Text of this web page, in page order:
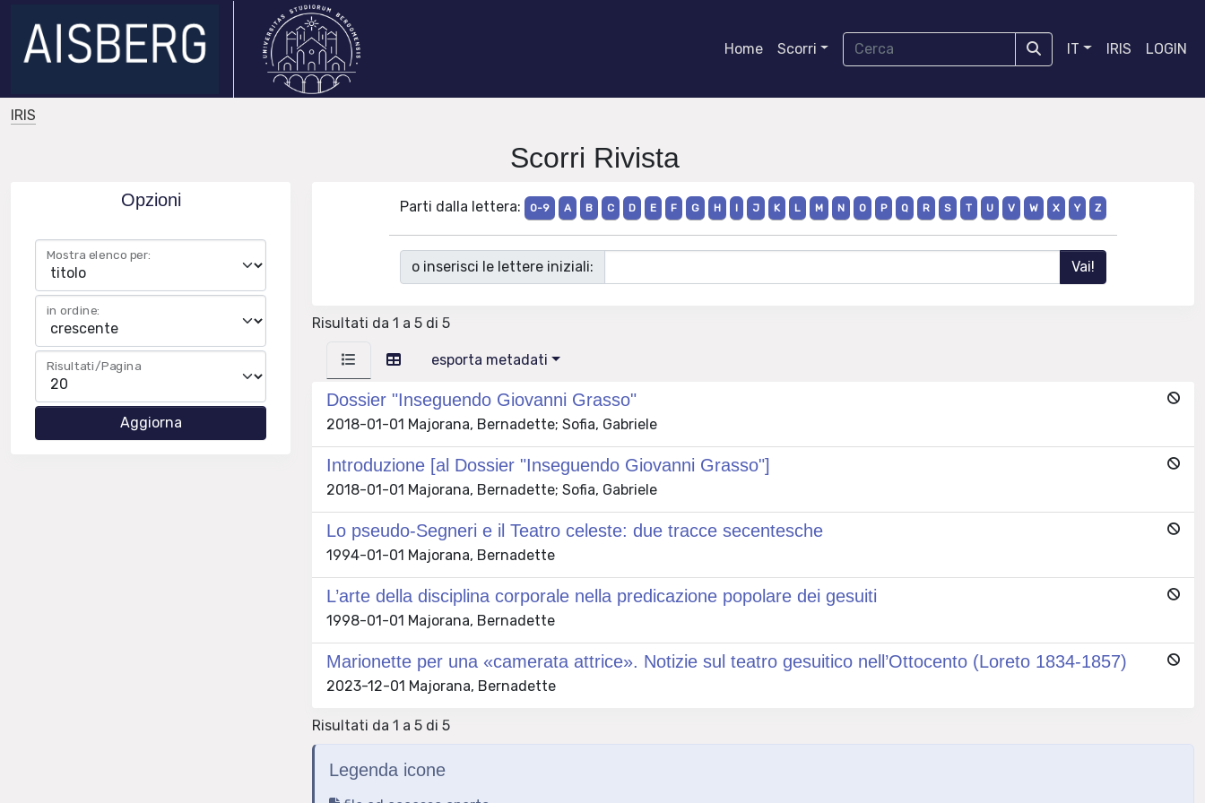
Home Scorri IT IRIS LOGIN
IRIS
Scorri Rivista
Opzioni
Mostra elenco per:
in ordine:
Risultati/Pagina
Parti dalla lettera: 0-9 A B C D E F G H I J K L M N O P Q R S T U V W X Y Z
o inserisci le lettere iniziali:
Risultati da 1 a 5 di 5
esporta metadati
Dossier "Inseguendo Giovanni Grasso"
2018-01-01 Majorana, Bernadette; Sofia, Gabriele
Introduzione [al Dossier "Inseguendo Giovanni Grasso"]
2018-01-01 Majorana, Bernadette; Sofia, Gabriele
Lo pseudo-Segneri e il Teatro celeste: due tracce secentesche
1994-01-01 Majorana, Bernadette
L’arte della disciplina corporale nella predicazione popolare dei gesuiti
1998-01-01 Majorana, Bernadette
Marionette per una «camerata attrice». Notizie sul teatro gesuitico nell’Ottocento (Loreto 1834-1857)
2023-12-01 Majorana, Bernadette
Risultati da 1 a 5 di 5
Legenda icone